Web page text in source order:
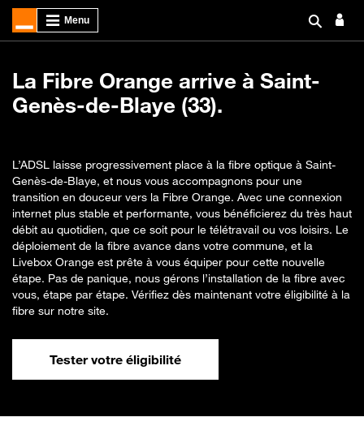
La Fibre Orange arrive à Saint-
Genès-de-Blaye (33).
L’ADSL laisse progressivement place à la fibre optique à Saint-
Genès-de-Blaye, et nous vous accompagnons pour une
transition en douceur vers la Fibre Orange. Avec une connexion
internet plus stable et performante, vous bénéficierez du très haut
débit au quotidien, que ce soit pour le télétravail ou vos loisirs. Le
déploiement de la fibre avance dans votre commune, et la
Livebox Orange est prête à vous équiper pour cette nouvelle
étape. Pas de panique, nous gérons l’installation de la fibre avec
vous, étape par étape. Vérifiez dès maintenant votre éligibilité à la
fibre sur notre site.
Tester votre éligibilité